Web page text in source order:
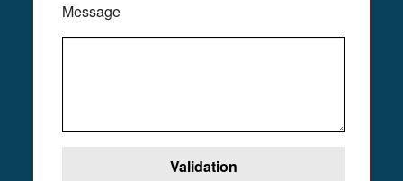
Message